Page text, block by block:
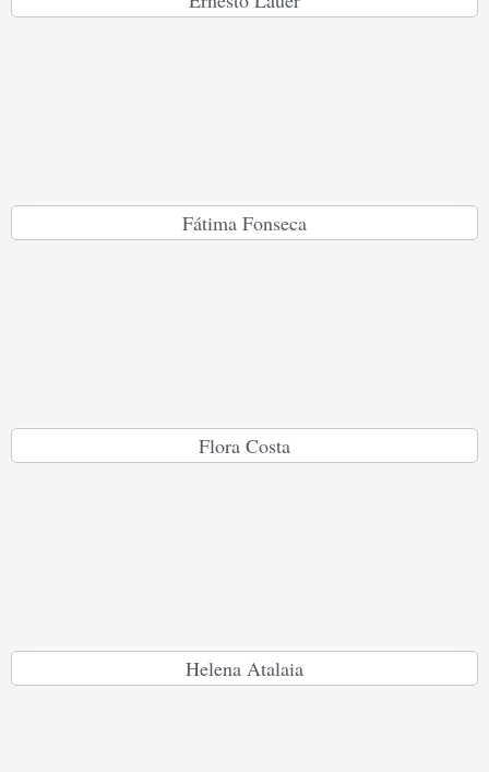
Fátima Fonseca
Flora Costa
Helena Atalaia